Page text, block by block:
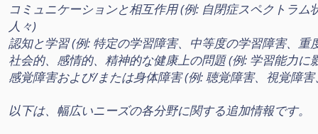
コミュニケーションと相互作用 (例: 自閉症スペクトラ
人々)
認知と学習 (例: 特定の学習障害、中等度の学習障害、
社会的、感情的、精神的な健康上の問題 (例: 学習能力
感覚障害および/または身体障害 (例: 聴覚障害、視覚障
以下は、幅広いニーズの各分野に関する追加情報です。